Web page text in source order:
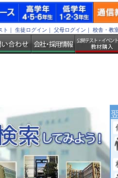
ト ｜ 生徒ログイン ｜ 父母ログイン ｜ 校舎・教